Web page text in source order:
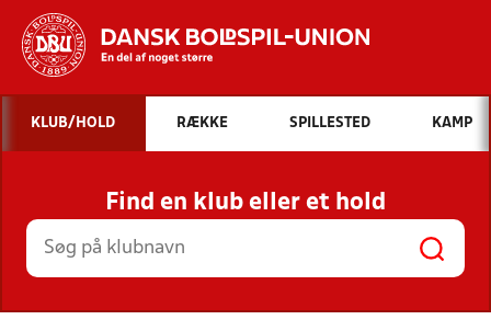
Hvad vil du søge efter?
INDHOLD OG NYHEDER
STILLINGER, RESULTATER, KLUBBER OG
HOLD
KLUB/HOLD RÆKKE SPILLESTED KAMP
Find en klub eller et hold